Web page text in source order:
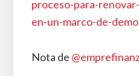
proceso-para-
en-un-marco-de-
Nota de